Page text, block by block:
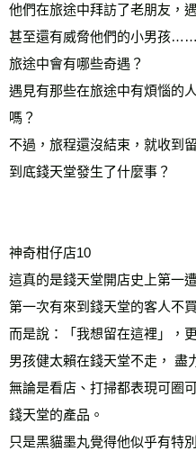
他們在旅途中拜訪了老朋友，
甚至還有威脅他們的小男孩……
旅途中會有哪些奇遇？
遇見有那些在旅途中有煩惱的
嗎？
不過，旅程還沒結束，就收到
到底錢天堂發生了什麼事？
神奇柑仔店10
這真的是錢天堂開店史上第一
第一次有來到錢天堂的客人不
而是說：「我想留在這裡」，
男孩健太賴在錢天堂不走， 盡
無論是看店、打掃都表現可圈
錢天堂的產品。
只是黑貓墨丸覺得他似乎有特